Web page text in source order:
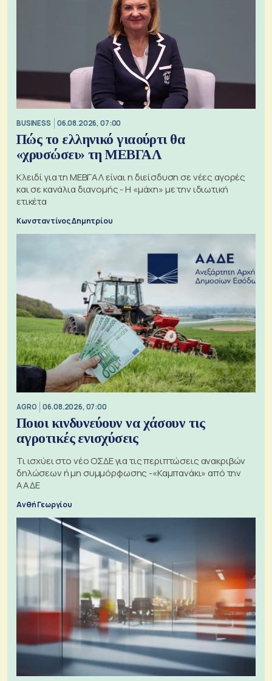
BUSINESS 06.08.2026, 07:00
Πώς το ελληνικό γιαούρτι θα
«χρυσώσει» τη ΜΕΒΓΑΛ
Κλειδί για τη ΜΕΒΓΑΛ είναι η διείσδυση σε νέες αγορές
και σε κανάλια διανομής - Η «μάχη» με την ιδιωτική
ετικέτα
Κωνσταντίνος Δημητρίου
AGRO 06.08.2026, 07:00
Ποιοι κινδυνεύουν να χάσουν τις
αγροτικές ενισχύσεις
Τι ισχύει στο νέο ΟΣΔΕ για τις περιπτώσεις ανακριβών
δηλώσεων ή μη συμμόρφωσης -«Καμπανάκι» από την
ΑΑΔΕ
Ανθή Γεωργίου